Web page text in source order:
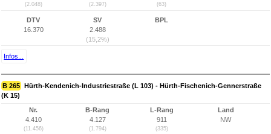
(2.048) (2.397) (63)
DTV
16.370
SV
2.488
(15,2%)
BPL
Infos...
B 265 Hürth-Kendenich-Industriestraße (L 103) - Hürth-Fischenich-Gennerstraße
(K 15)
Nr.
4.410
(11.456)
B-Rang
4.127
(1.794)
L-Rang
911
(335)
Land
NW